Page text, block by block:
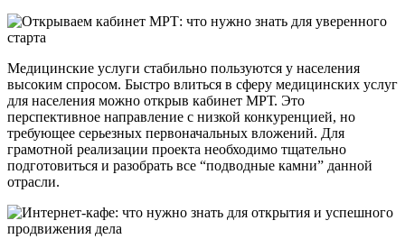
Медицинские услуги стабильно пользуются у населения
высоким спросом. Быстро влиться в сферу медицинских услуг
для населения можно открыв кабинет МРТ. Это
перспективное направление с низкой конкуренцией, но
требующее серьезных первоначальных вложений. Для
грамотной реализации проекта необходимо тщательно
подготовиться и разобрать все “подводные камни” данной
отрасли.